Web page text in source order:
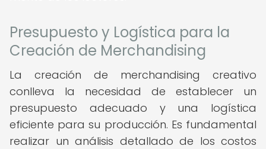
Presupuesto y Logística para la
Creación de Merchandising
La creación de merchandising creativo
conlleva la necesidad de establecer un
presupuesto adecuado y una logística
eficiente para su producción. Es fundamental
realizar un análisis detallado de los costos